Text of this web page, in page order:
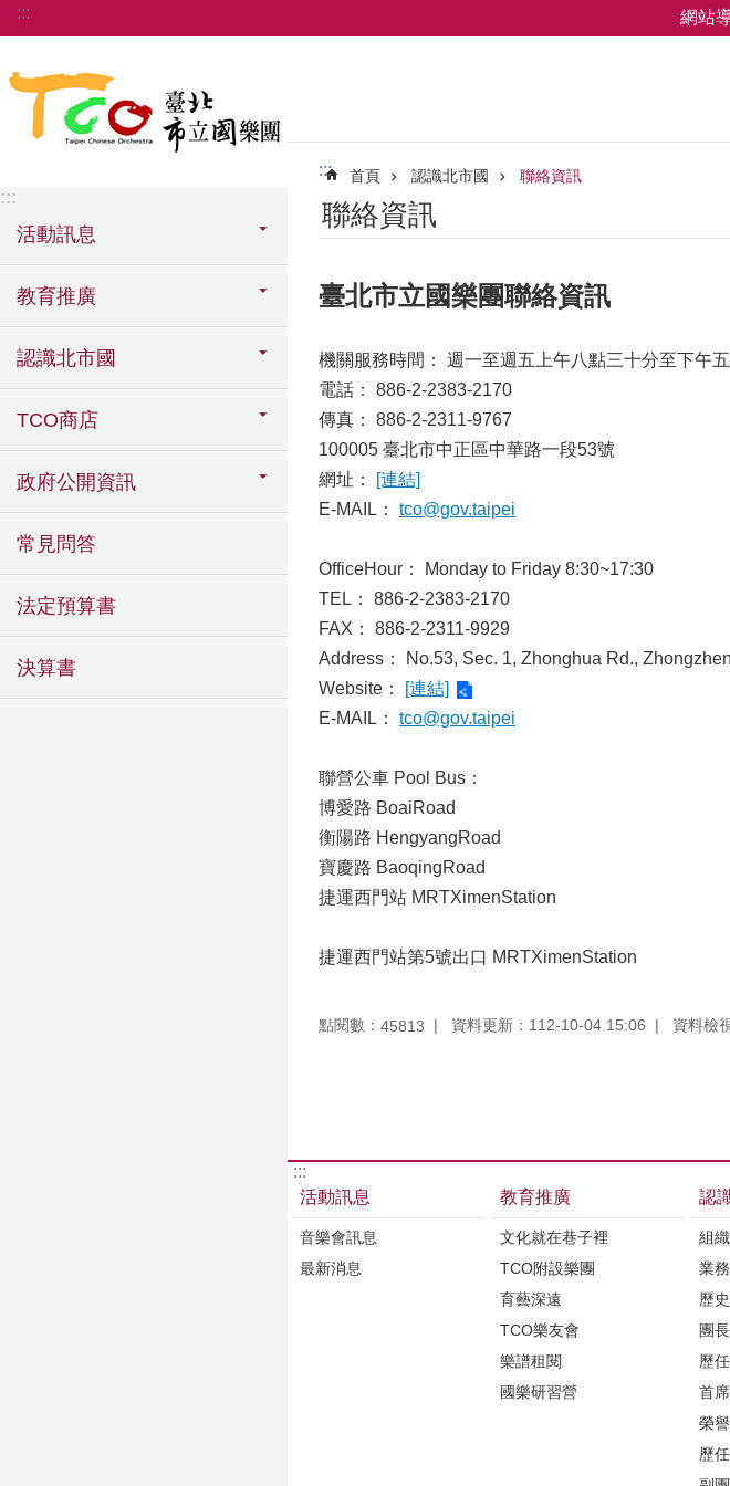
跳到主要內容區塊
::: 網站
:::
活動訊息
教育推廣
認識北市國
TCO商店
政府公開資訊
常見問答
法定預算書
決算書
::: 首頁 認識北市國 聯絡資訊
聯絡資訊
臺北市立國樂團聯絡資訊
機關服務時間： 週一至週五上午八點三十分至下午
電話： 886-2-2383-2170
傳真： 886-2-2311-9767
100005 臺北市中正區中華路一段53號
網址：
[連結]
E-MAIL： tco@gov.taipei
OfficeHour： Monday to Friday 8:30~17:30
TEL： 886-2-2383-2170
FAX： 886-2-2311-9929
Address： No.53, Sec. 1, Zhonghua Rd.,
Website：
[連結]
E-MAIL： tco@gov.taipei
聯營公車 Pool Bus：
博愛路 BoaiRoad
衡陽路 HengyangRoad
寶慶路 BaoqingRoad
捷運西門站 MRTXimenStation
捷運西門站第5號出口 MRTXimenStation
點閱數： 45813 資料更新：112-10-04 15:06 資料檢
:::
活動訊息
音樂會訊息
最新消息
教育推廣
文化就在巷子裡
TCO附設樂團
育藝深遠
TCO樂友會
樂譜租閱
國樂研習營
認
組
業
歷
團長
歷
首
榮
歷